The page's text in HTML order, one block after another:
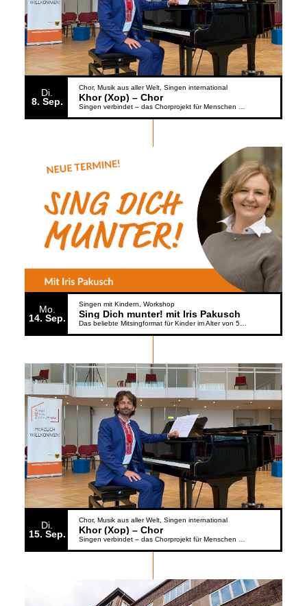
Di.
8 Sep.
Chor Musik aus aller Welt Singen international
Khor (Xop) – Chor
Singen verbindet – das Chorprojekt für Menschen aus der Ukraine
Mo.
14 Sep.
Singen mit Kindern Workshop
Sing Dich munter! mit Iris Pakusch
Das beliebte Mitsingformat für Kinder im Alter von 5 bis 6 Jahren geht weiter
Di.
15 Sep.
Chor Musik aus aller Welt Singen international
Khor (Xop) – Chor
Singen verbindet – das Chorprojekt für Menschen aus der Ukraine